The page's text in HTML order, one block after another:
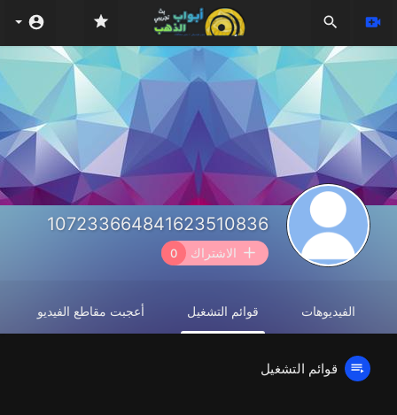
107233664841623510836
الاشتراك 0
الفيديوهات قوائم التشغيل أعجبت مقاطع الفيديو
قوائم التشغيل